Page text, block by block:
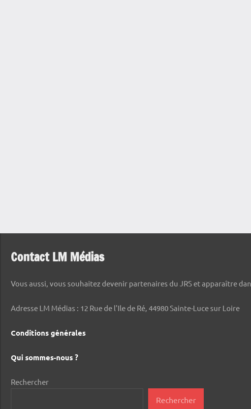
Contact LM Médias
Vous aussi, vous souhaitez devenir partenaires du JRS et apparaître
Adresse LM Médias : 12 Rue de l'Ile de Ré, 44980 Sainte-Luce sur Loire
Conditions générales
Qui sommes-nous ?
Rechercher
Rechercher